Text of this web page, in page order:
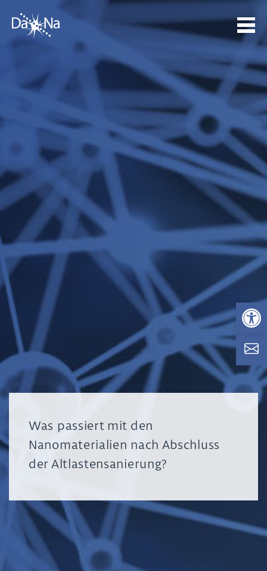
Was passiert mit den
Nanomaterialien nach Abschluss
der Altlastensanierung?